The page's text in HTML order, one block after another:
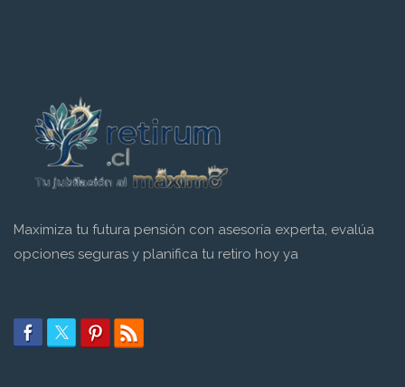
Maximiza tu futura pensión con asesoría experta, evalúa
opciones seguras y planifica tu retiro hoy ya